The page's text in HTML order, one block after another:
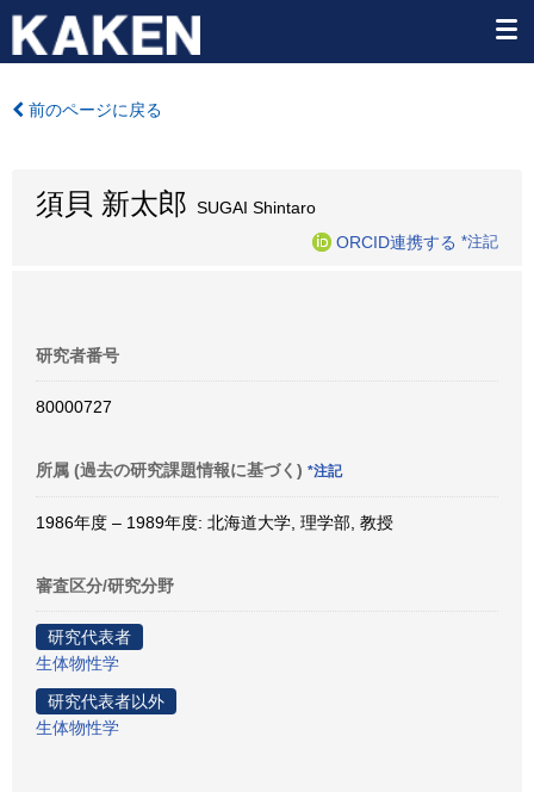
前のページに戻る
須貝 新太郎 SUGAI Shintaro
ORCID連携する *注記
研究者番号
80000727
所属 (過去の研究課題情報に基づく) *注記
1986年度 – 1989年度: 北海道大学, 理学部, 教授
審査区分/研究分野
研究代表者
生体物性学
研究代表者以外
生体物性学